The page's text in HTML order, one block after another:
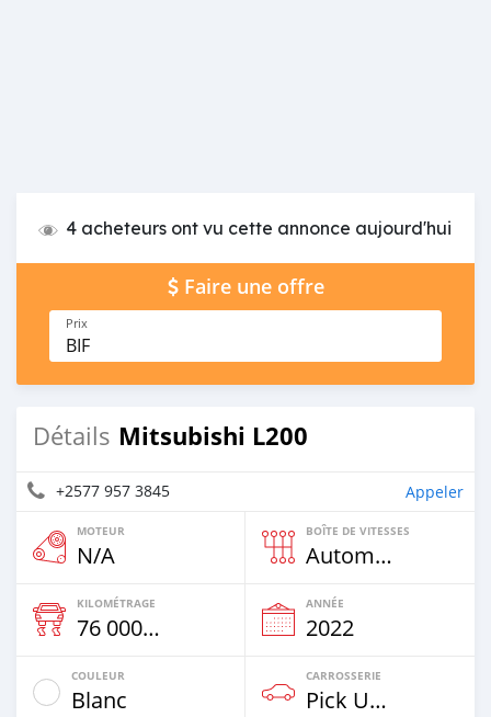
4 acheteurs ont vu cette annonce aujourd'hui
Faire une offre
Prix
BIF
Détails Mitsubishi L200
+2577 957 3845 Appeler
MOTEUR
N/A
BOÎTE DE VITESSES
Automatique
KILOMÉTRAGE
76 000 Km
ANNÉE
2022
COULEUR
Blanc
CARROSSERIE
Pick Up Truck